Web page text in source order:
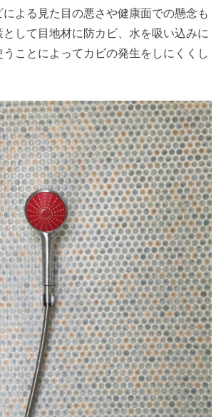
よる見た目の悪さや健康面での懸念も
して目地材に防カビ、水を吸い込みに
うことによってカビの発生をしにくくし